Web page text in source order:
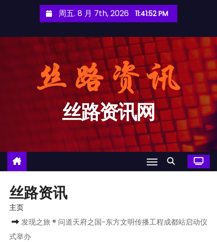
周五. 8 月 7th, 2026 11:41:52 PM
丝路资讯网
丝路资讯
主页
发现之旅 ® 问道天府之国-东方文明传播工程成都站启动仪
式举办